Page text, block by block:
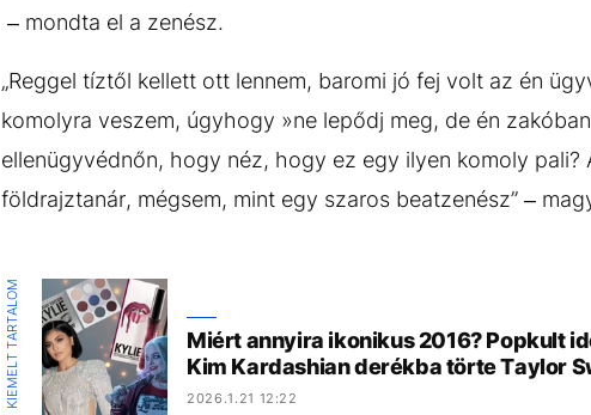
– mondta el a zenész.
„Reggel tíztől kellett ott lennem, baromi jó fej volt az én
komolyra veszem, úgyhogy »ne lepődj meg, de én
ellenügyvédnőn, hogy néz, hogy ez egy ilyen komoly pali?
földrajztanár, mégsem, mint egy szaros beatzenész” –
KIEMELT TARTALOM
Miért annyira ikonikus 2016? Popkult
Kim Kardashian derékba törte Taylor
2026.1.21 12:22